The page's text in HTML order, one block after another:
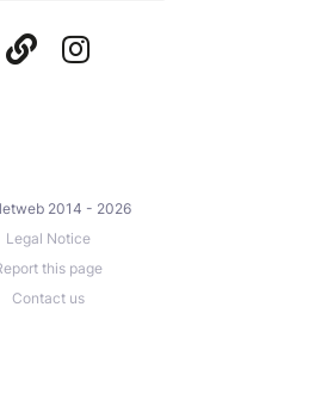
2014 - 2026
Legal Notice
this page
Contact us